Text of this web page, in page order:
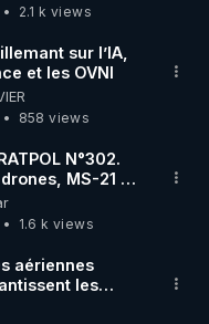
2.1 k views
sur l’IA,
et les OVNI
858 views
N°302.
MS-21 en
coréens.
1.6 k views
aériennes
les
de